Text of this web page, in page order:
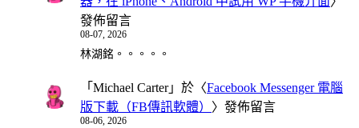
發佈留言
08-07, 2026
林湖銘。。。。。
「 Michael Carter」於〈Facebook Messenger 電腦
版下載（FB傳訊軟體） 〉發佈留言
08-06, 2026